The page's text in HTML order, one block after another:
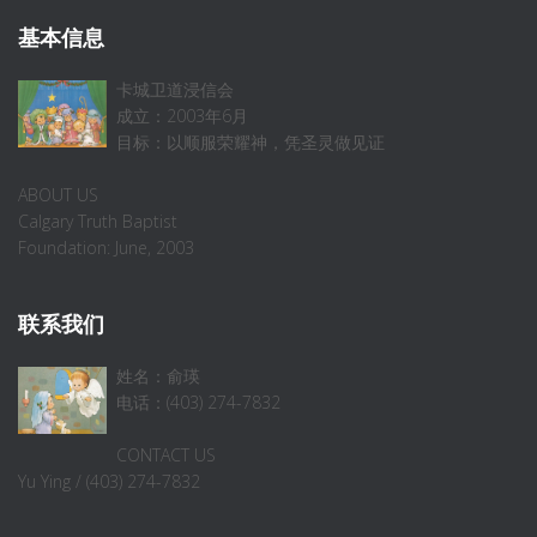
基本信息
卡城卫道浸信会
成立：2003年6月
目标：以顺服荣耀神，凭圣灵做见证
ABOUT US
Calgary Truth Baptist
Foundation: June, 2003
联系我们
姓名：俞瑛
电话：(403) 274-7832
CONTACT US
Yu Ying / (403) 274-7832